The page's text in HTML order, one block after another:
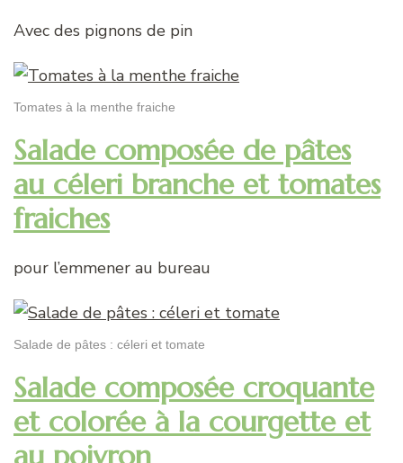
Avec des pignons de pin
Tomates à la menthe fraiche
Salade composée de pâtes
au céleri branche et tomates
fraiches
pour l’emmener au bureau
Salade de pâtes : céleri et tomate
Salade composée croquante
et colorée à la courgette et
au poivron